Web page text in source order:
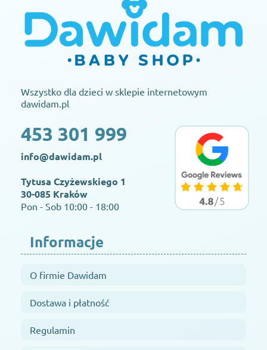
Wszystko dla dzieci w sklepie internetowym
dawidam.pl
453 301 999
info@dawidam.pl
Tytusa Czyżewskiego 1
30-085 Kraków
Pon - Sob 10:00 - 18:00
Informacje
O firmie Dawidam
Dostawa i płatność
Regulamin